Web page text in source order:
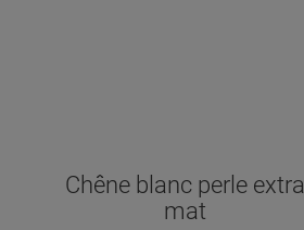
Chêne blanc perle extra
mat